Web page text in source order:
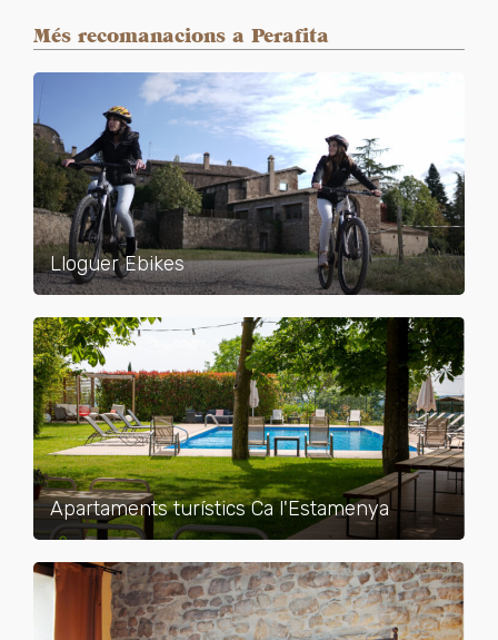
Més recomanacions a Perafita
Lloguer Ebikes
Apartaments turístics Ca l'Estamenya